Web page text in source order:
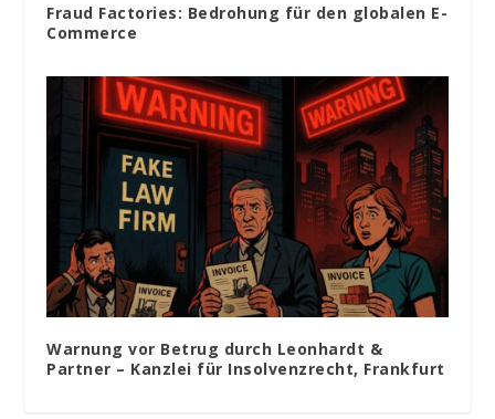
Fraud Factories: Bedrohung für den globalen E-
Commerce
Warnung vor Betrug durch Leonhardt &
Partner – Kanzlei für Insolvenzrecht, Frankfurt